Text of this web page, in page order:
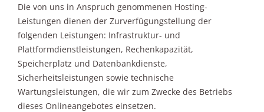
Die von uns in Anspruch genommenen Hosting-
Leistungen dienen der Zurverfügungstellung der
folgenden Leistungen: Infrastruktur- und
Plattformdienstleistungen, Rechenkapazität,
Speicherplatz und Datenbankdienste,
Sicherheitsleistungen sowie technische
Wartungsleistungen, die wir zum Zwecke des Betriebs
dieses Onlineangebotes einsetzen.